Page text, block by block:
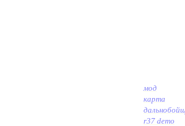
мод
карта
r37 demo